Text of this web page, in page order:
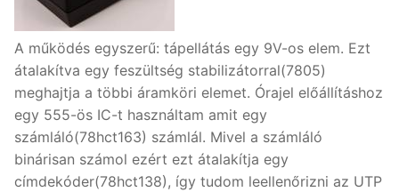
A működés egyszerű: tápellátás egy 9V-os elem. Ezt
átalakítva egy feszültség stabilizátorral(7805)
meghajtja a többi áramköri elemet. Órajel előállításhoz
egy 555-ös IC-t használtam amit egy
számláló(78hct163) számlál. Mivel a számláló
binárisan számol ezért ezt átalakítja egy
címdekóder(78hct138), így tudom leellenőrizni az UTP